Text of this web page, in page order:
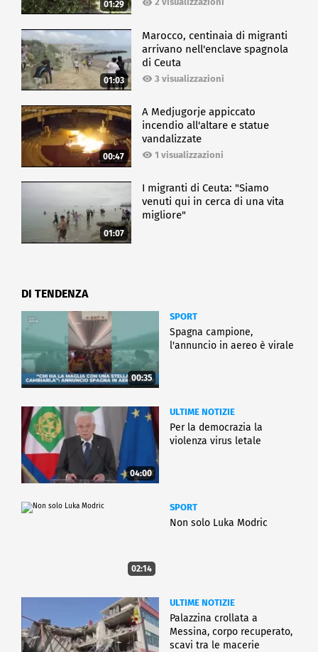
01:29
01:03
Marocco, centinaia di migranti
arrivano nell'enclave spagnola
di Ceuta
3 visualizzazioni
00:47
A Medjugorje appiccato
incendio all'altare e statue
vandalizzate
1 visualizzazioni
01:07
I migranti di Ceuta: "Siamo
venuti qui in cerca di una vita
migliore"
DI TENDENZA
00:35
SPORT
Spagna campione,
l'annuncio in aereo è virale
04:00
ULTIME NOTIZIE
Per la democrazia la
violenza virus letale
02:14
SPORT
Non solo Luka Modric
ULTIME NOTIZIE
Palazzina crollata a
Messina, corpo recuperato,
scavi tra le macerie